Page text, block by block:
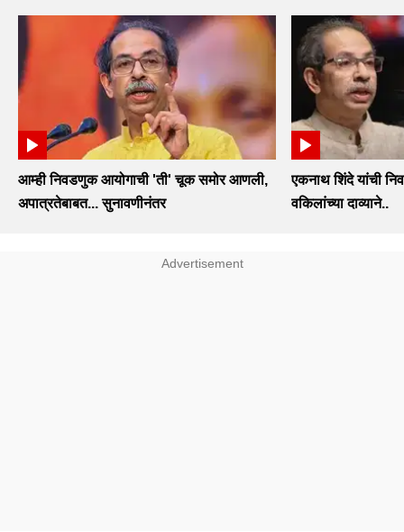
आम्ही निवडणुक आयोगाची 'ती' चूक समोर आणली,
अपात्रतेबाबत... सुनावणीनंतर
एकनाथ शिंदे यांची
वकिलांच्या दाव्याने..